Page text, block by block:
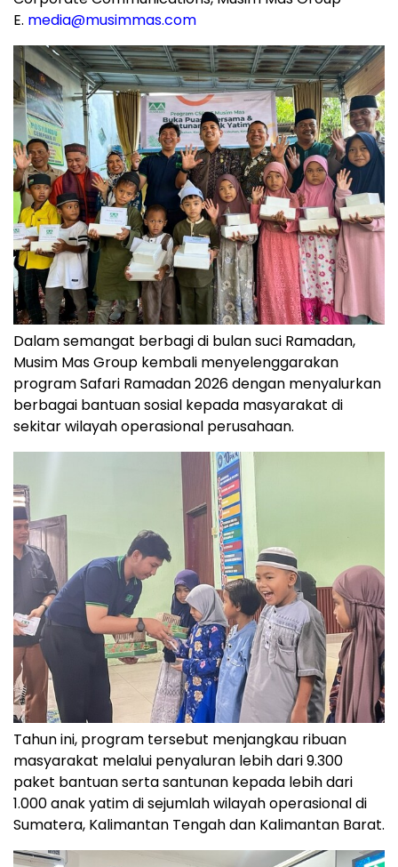
E. media@musimmas.com
Dalam semangat berbagi di bulan suci Ramadan,
Musim Mas Group kembali menyelenggarakan
program Safari Ramadan 2026 dengan menyalurkan
berbagai bantuan sosial kepada masyarakat di
sekitar wilayah operasional perusahaan.
Tahun ini, program tersebut menjangkau ribuan
masyarakat melalui penyaluran lebih dari 9.300
paket bantuan serta santunan kepada lebih dari
1.000 anak yatim di sejumlah wilayah operasional di
Sumatera, Kalimantan Tengah dan Kalimantan Barat.